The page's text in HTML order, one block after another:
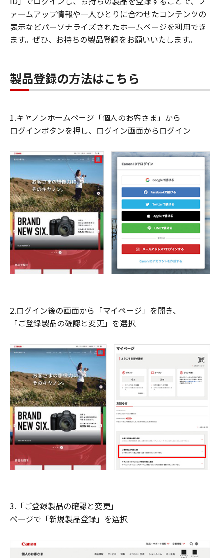
ァームアップ情報や一人ひとりに合わせたコンテンツの
表示などパーソナライズされたホームページを利用でき
ます。ぜひ、お持ちの製品登録をお願いいたします。
製品登録の方法はこちら
1.キヤノンホームページ「個人のお客さま」から
ログインボタンを押し、ログイン画面からログイン
2.ログイン後の画面から「マイページ」を開き、
「ご登録製品の確認と変更」を選択
3.「ご登録製品の確認と変更」
ページで「新規製品登録」を選択